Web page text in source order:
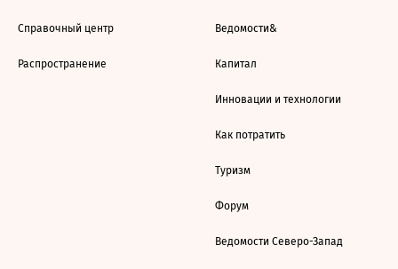
Справочный центр
Распространение
Ведомости&
Капитал
Инновации и технологии
Как потратить
Туризм
Форум
Ведомости Северо-Запад